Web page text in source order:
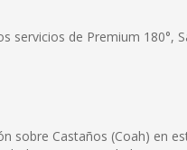
servicios de Premium 180°,
Castaños (Coah) en